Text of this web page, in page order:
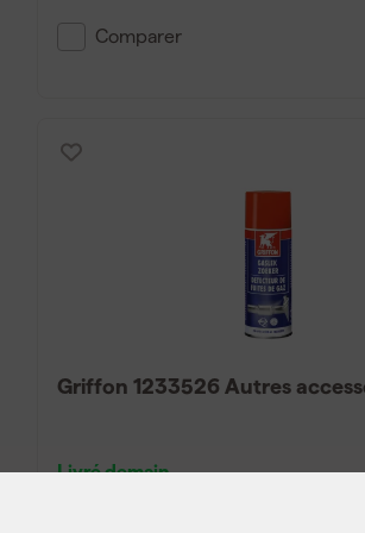
Comparer
Griffon 1233526 Autres
Livré demain